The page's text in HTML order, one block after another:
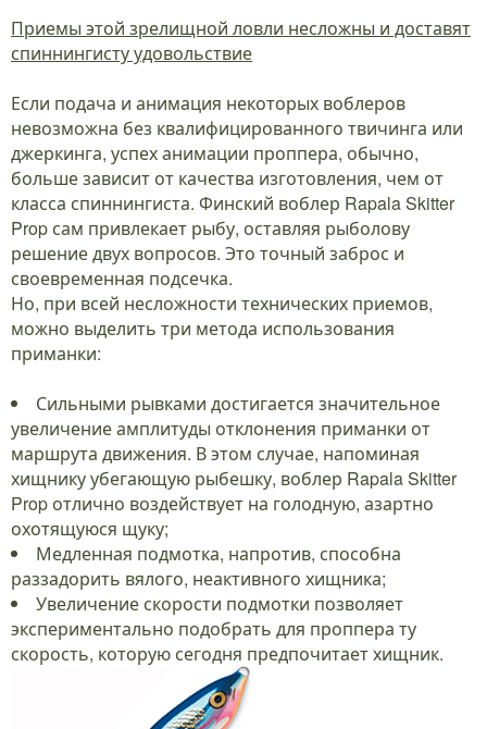
Приемы этой зрелищной ловли несложны и доставят
спиннингисту удовольствие
Если подача и анимация некоторых воблеров
невозможна без квалифицированного твичинга или
джеркинга, успех анимации проппера, обычно,
больше зависит от качества изготовления, чем от
класса спиннингиста. Финский воблер Rapala Skitter
Prop сам привлекает рыбу, оставляя рыболову
решение двух вопросов. Это точный заброс и
своевременная подсечка.
Но, при всей несложности технических приемов,
можно выделить три метода использования
приманки:
Сильными рывками достигается значительное
увеличение амплитуды отклонения приманки от
маршрута движения. В этом случае, напоминая
хищнику убегающую рыбешку, воблер Rapala Skitter
Prop отлично воздействует на голодную, азартно
охотящуюся щуку;
Медленная подмотка, напротив, способна
раззадорить вялого, неактивного хищника;
Увеличение скорости подмотки позволяет
экспериментально подобрать для проппера ту
скорость, которую сегодня предпочитает хищник.